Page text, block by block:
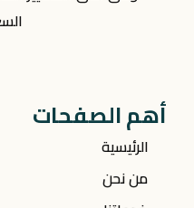
أهم الصفحات
الرئيسية
من نحن